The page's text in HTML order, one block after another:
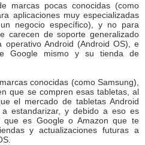
marcas pocas conocidas (como
aplicaciones muy especializadas
negocio específico), y no para
carecen de soporte generalizado
operativo Android (Android OS), e
Google mismo y su tienda de
conocidas (como Samsung),
que se compren esas tabletas, al
el mercado de tabletas Android
estandarizar, y debido a eso es
es Google o Amazon que te
y actualizaciones futuras a